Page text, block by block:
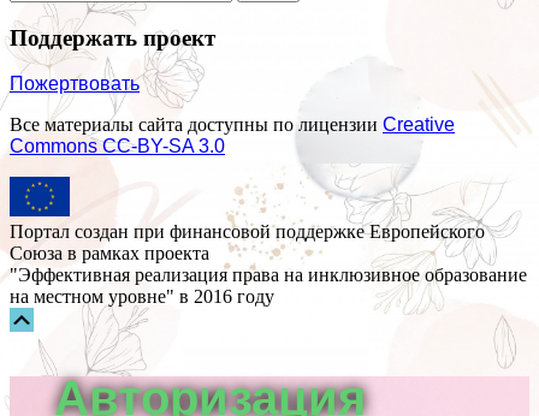
Поддержать проект
Пожертвовать
Все материалы сайта доступны по лицензии Creative
Commons СС-BY-SA 3.0
Портал создан при финансовой поддержке Европейского
Союза в рамках проекта
"Эффективная реализация права на инклюзивное образование
на местном уровне" в 2016 году
Прокрутка
вверх
Авторизация